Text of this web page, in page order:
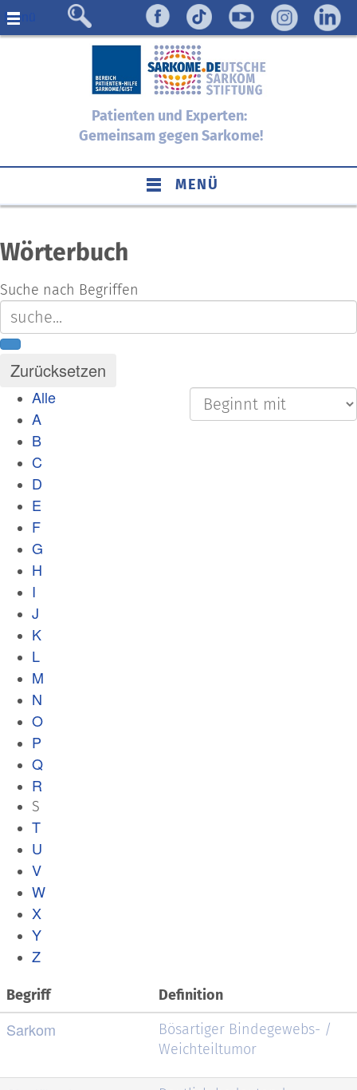
Menü
Patienten und Experten:
Gemeinsam gegen Sarkome!
MENÜ
Wörterbuch
Suche nach Begriffen
Alle
A
B
C
D
E
F
G
H
I
J
K
L
M
N
O
P
Q
R
S
T
U
V
W
X
Y
Z
Begriff Definition
Sarkom
Bösartiger Bindegewebs- /
Weichteiltumor